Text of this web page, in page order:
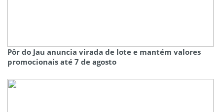
Pôr do Jau anuncia virada de lote e mantém valores
promocionais até 7 de agosto